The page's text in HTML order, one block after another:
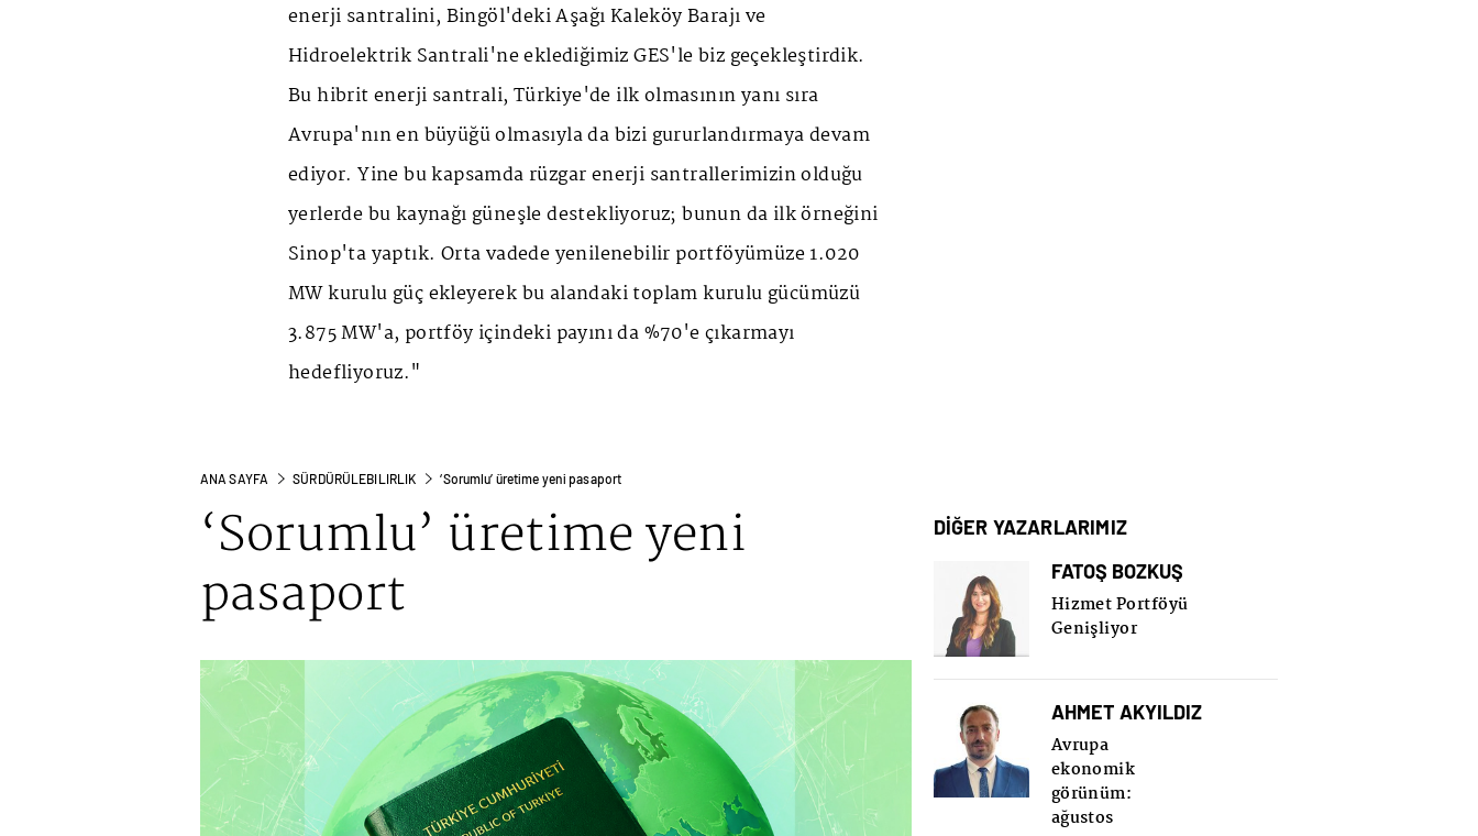
enerji santralini, Bingöl'deki Aşağı Kaleköy Barajı ve
Hidroelektrik Santrali'ne eklediğimiz GES'le biz geçekleştirdik.
Bu hibrit enerji santrali, Türkiye'de ilk olmasının yanı sıra
Avrupa'nın en büyüğü olmasıyla da bizi gururlandırmaya devam
ediyor. Yine bu kapsamda rüzgar enerji santrallerimizin olduğu
yerlerde bu kaynağı güneşle destekliyoruz; bunun da ilk örneğini
Sinop'ta yaptık. Orta vadede yenilenebilir portföyümüze 1.020
MW kurulu güç ekleyerek bu alandaki toplam kurulu gücümüzü
3.875 MW'a, portföy içindeki payını da %70'e çıkarmayı
hedefliyoruz."
ANA SAYFA SÜRDÜRÜLEBILIRLIK ‘Sorumlu’ üretime yeni pasaport
‘Sorumlu’ üretime yeni
pasaport
DİĞER YAZARLARIMIZ
FATOŞ BOZKUŞ
Hizmet Portföyü
Genişliyor
AHMET AKYILDIZ
Avrupa
ekonomik
görünüm:
ağustos